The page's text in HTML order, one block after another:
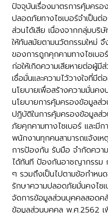
ปัจจุบันเรื่องมาตรการคุ้มคร
ปลอดภัยทางไซเบอร์จำเป็นต่
ส่วนได้เสีย เนื่องจากกลุ่มบริ
ให้ทันสมัยตามนวัตกรรมใหม่ จึ
ของการถูกคุกคามทางไซเบอ
ก่อให้เกิดความเสียหายต่อผู้มี
เชื่อมั่นและความไว้วางใจที่
นโยบายเพื่อสร้างความมั่นค
นโยบายการคุ้มครองข้อมูลส่
ปฎิบัติในการคุ้มครองข้อมูลส่
ภัยคุกคามทางไซเบอร์ และมี
พนักงานทุกคนสามารถแจ้งเห
การป้องกัน รับมือ จำกัดควา
ได้ทันที ป้องกันอาชญากรรม
ๆ รวมถึงเป็นไปตามข้อกำห
รักษาความปลอดภัยมั่นคงไซ
จัดการข้อมูลส่วนบุคคลสอดค
ข้อมูลส่วนบุคคล พ.ศ.2562